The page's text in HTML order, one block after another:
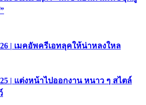
| เมคอัพครีเอทลุคให้น่าหลงใหล
| แต่งหน้าไปออกงาน หนาว ๆ สไตล์